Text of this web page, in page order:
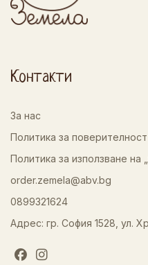
Контакти
За нас
Политика за поверителност
Политика за използване на
order.zemela@abv.bg
0899321624
Адрес: гр. София 1528, ул.